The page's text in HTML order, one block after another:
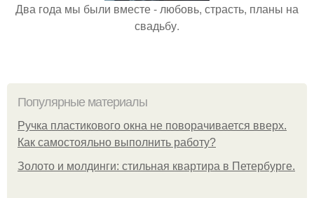
Два года мы были вместе - любовь, страсть, планы на
свадьбу.
Популярные материалы
Ручка пластикового окна не поворачивается вверх.
Как самостояльно выполнить работу?
Золото и молдинги: стильная квартира в Петербурге.